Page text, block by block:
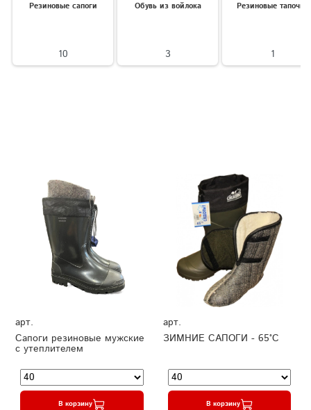
Резиновые сапоги
10
Обувь из войлока
3
Резиновые тапочки
1
арт.
Сапоги резиновые мужские
с утеплителем
В корзину
арт.
ЗИМНИЕ САПОГИ - 65°C
В корзину